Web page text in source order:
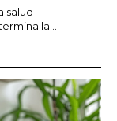
salud
la...